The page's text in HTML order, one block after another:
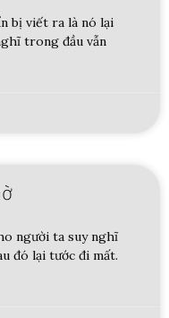
bị viết ra là nó lại
trong đầu vẫn
người ta suy nghĩ
đó lại tước đi mất.